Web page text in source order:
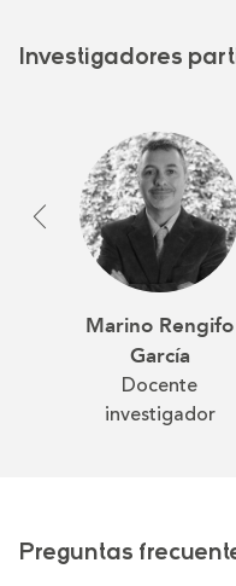
Investigadores
Marino Rengifo
García
Docente
investigador
Preguntas